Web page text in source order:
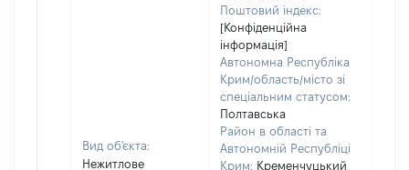
Вид об'єкта:
Нежитлове
Поштовий індекс:
[Конфіденційна
інформація]
Автономна Республіка
Крим/область/місто зі
спеціальним статусом:
Полтавська
Район в області та
Автономній Республіці
Крим: Кременчуцький